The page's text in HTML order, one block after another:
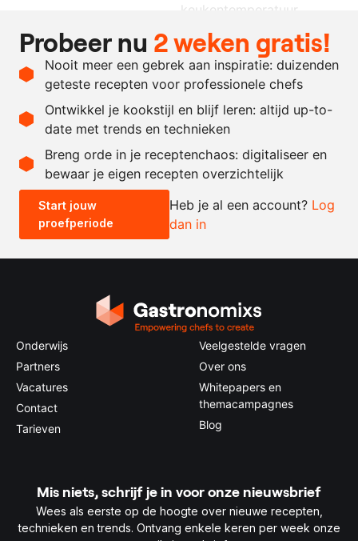
keukentemperatuur
naar
behoefte
daslookpoeder
naar
rode bietenpoeder
Recept omrekenen
- +
0.5x 1x 2x
Probeer nu 2 weken gratis!
Nooit meer een gebrek aan inspiratie: duizenden
geteste recepten voor professionele chefs
Ontwikkel je kookstijl en blijf leren: altijd up-to-
date met trends en technieken
Breng orde in je receptenchaos: digitaliseer en
bewaar je eigen recepten overzichtelijk
Start jouw
proefperiode
Heb je al een account? Log
dan in
Onderwijs
Partners
Vacatures
Contact
Tarieven
Veelgestelde vragen
Over ons
Whitepapers en
themacampagnes
Blog
Mis niets, schrijf je in voor onze nieuwsbrief
Wees als eerste op de hoogte over nieuwe recepten,
technieken en trends. Ontvang enkele keren per week onze